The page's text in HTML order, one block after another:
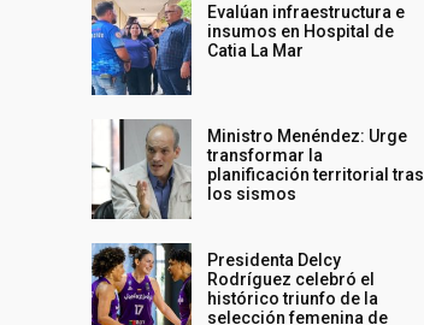
Evalúan infraestructura e
insumos en Hospital de
Catia La Mar
Ministro Menéndez: Urge
transformar la
planificación territorial tras
los sismos
Presidenta Delcy
Rodríguez celebró el
histórico triunfo de la
selección femenina de